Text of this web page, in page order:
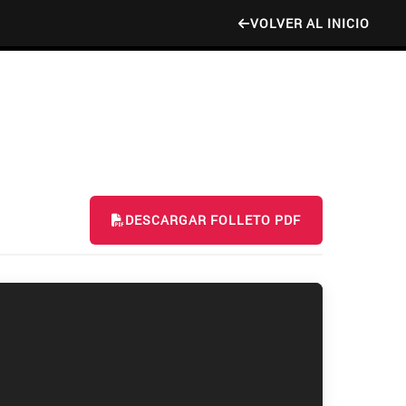
VOLVER AL INICIO
DESCARGAR FOLLETO PDF